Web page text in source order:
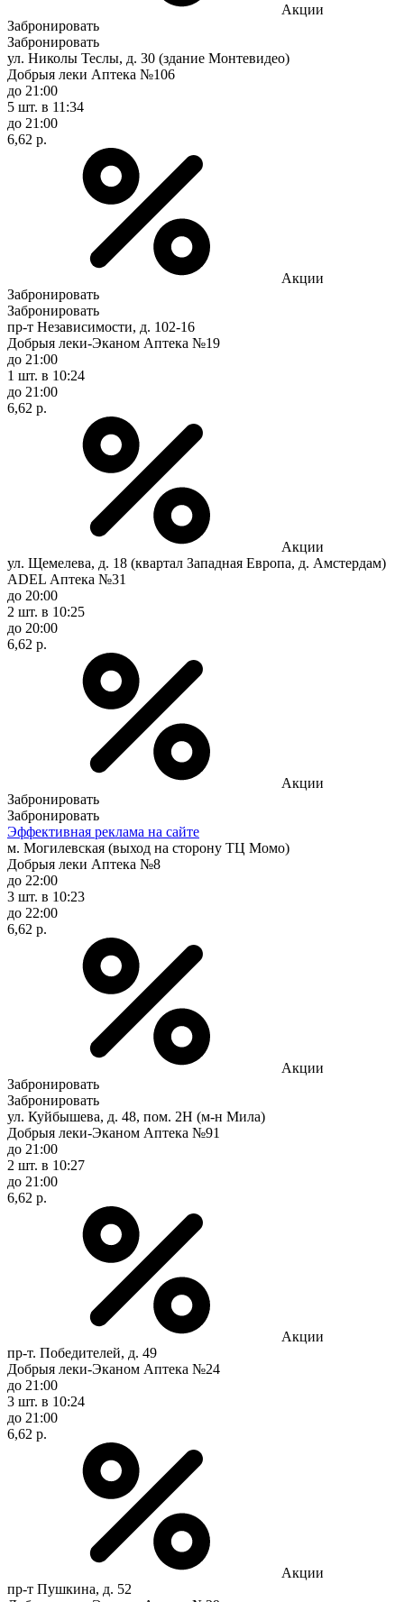
Акции
Забронировать
Забронировать
ул. Николы Теслы, д. 30 (здание Монтевидео)
Добрыя леки Аптека №106
до 21:00
5 шт. в 11:34
до 21:00
6,62 р.
Акции
Забронировать
Забронировать
пр-т Независимости, д. 102-16
Добрыя леки-Эканом Аптека №19
до 21:00
1 шт. в 10:24
до 21:00
6,62 р.
Акции
ул. Щемелева, д. 18 (квартал Западная Европа, д. Амстердам)
ADEL Аптека №31
до 20:00
2 шт. в 10:25
до 20:00
6,62 р.
Акции
Забронировать
Забронировать
Эффективная реклама на сайте
м. Могилевская (выход на сторону ТЦ Момо)
Добрыя леки Аптека №8
до 22:00
3 шт. в 10:23
до 22:00
6,62 р.
Акции
Забронировать
Забронировать
ул. Куйбышева, д. 48, пом. 2Н (м-н Мила)
Добрыя леки-Эканом Аптека №91
до 21:00
2 шт. в 10:27
до 21:00
6,62 р.
Акции
пр-т. Победителей, д. 49
Добрыя леки-Эканом Аптека №24
до 21:00
3 шт. в 10:24
до 21:00
6,62 р.
Акции
пр-т Пушкина, д. 52